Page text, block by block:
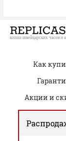
копии швейцарских часов и
Как
Акции и